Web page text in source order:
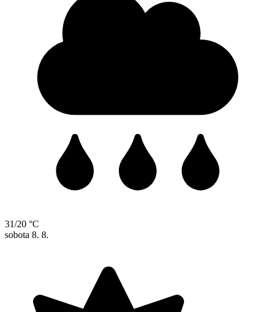
31/20 °C
sobota 8. 8.